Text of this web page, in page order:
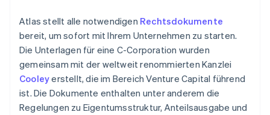
Atlas stellt alle notwendigen Rechtsdokumente
bereit, um sofort mit Ihrem Unternehmen zu starten.
Die Unterlagen für eine C-Corporation wurden
gemeinsam mit der weltweit renommierten Kanzlei
Cooleyerstellt, die im Bereich Venture Capital führend
ist. Die Dokumente enthalten unter anderem die
Regelungen zu Eigentumsstruktur, Anteilsausgabe und